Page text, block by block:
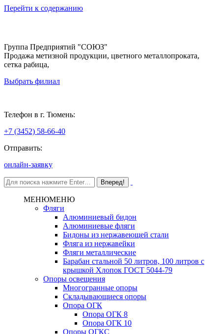
Перейти к содержанию
Группа Предприятий "СОЮЗ"
Продажа метизной продукции, цветного металлопроката,
сетка рабица,
Выбрать филиал
Телефон в г. Тюмень:
+7 (3452) 58-66-40
Отправить:
онлайн-заявку
МЕНЮМЕНЮ
Фляги
Алюминиевый бидон
Алюминиевые фляги
Бидоны из нержавеющей стали
Фляга из нержавейки
Фляги металлические
Барабан стальной 50 литров, 100 литров с
крышкой Хлопок ГОСТ 5044-79
Опоры освещения
Многогранные опоры
Складывающиеся опоры
Опора ОГК
Опора ОГК 8
Опора ОГК 10
Опоры ОГКС